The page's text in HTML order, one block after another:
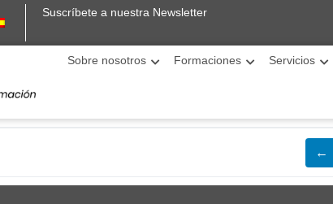
Suscríbete a nuestra Newsletter
Sobre nosotros Formaciones Servicios
←